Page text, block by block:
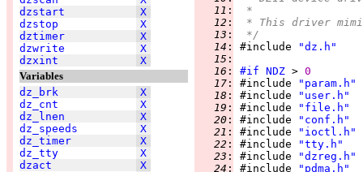
dzstart
X
dzstop
X
dztimer
X
dzwrite
X
dzxint
X
Variables
dz_brk
X
dz_cnt
X
dz_lnen
X
dz_speeds
X
dz_timer
X
dz_tty
X
dzact
X
  11
:
*
  12
:
* This driver
  13
:
*/
  14
: #include
"dz.h"
  15
:
  16
: #if NDZ > 0
  17
: #include
"param.h"
  18
: #include
"user.h"
  19
: #include
"file.h"
  20
: #include
"conf.h"
  21
: #include
"ioctl.h"
  22
: #include
"tty.h"
  23
: #include
"dzreg.h"
  24
: #include
"pdma.h"